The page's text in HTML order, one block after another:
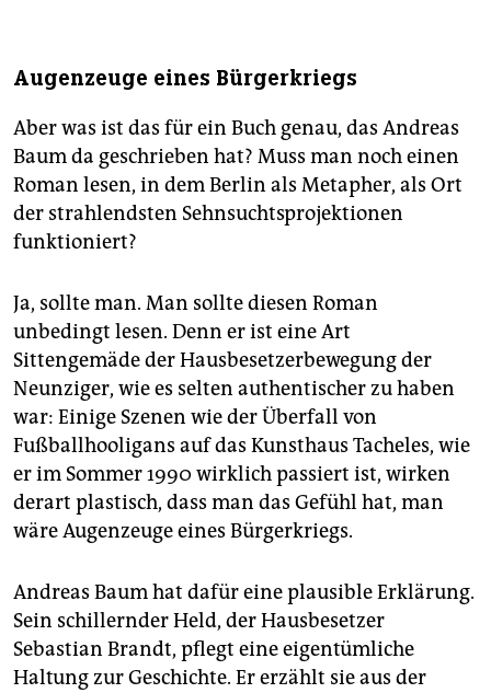
Augenzeuge eines Bürgerkriegs
Aber was ist das für ein Buch genau, das Andreas
Baum da geschrieben hat? Muss man noch einen
Roman lesen, in dem Berlin als Metapher, als Ort
der strahlendsten Sehnsuchtsprojektionen
funktioniert?
Ja, sollte man. Man sollte diesen Roman
unbedingt lesen. Denn er ist eine Art
Sittengemäde der Hausbesetzerbewegung der
Neunziger, wie es selten authentischer zu haben
war: Einige Szenen wie der Überfall von
Fußballhooligans auf das Kunsthaus Tacheles, wie
er im Sommer 1990 wirklich passiert ist, wirken
derart plastisch, dass man das Gefühl hat, man
wäre Augenzeuge eines Bürgerkriegs.
Andreas Baum hat dafür eine plausible Erklärung.
Sein schillernder Held, der Hausbesetzer
Sebastian Brandt, pflegt eine eigentümliche
Haltung zur Geschichte. Er erzählt sie aus der